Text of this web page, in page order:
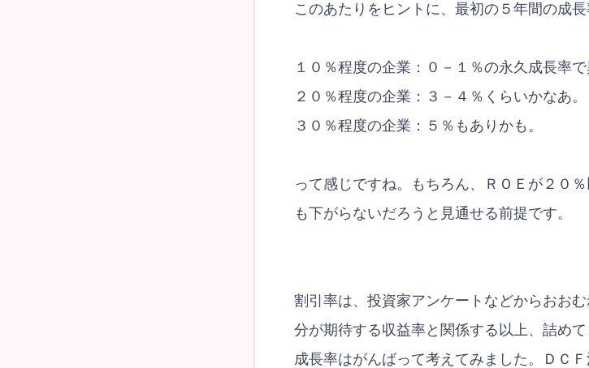
このあたりをヒントに、最初の５年間の成
１０％程度の企業：０－１％の永久成長率で
２０％程度の企業：３－４％くらいかなあ。
３０％程度の企業：５％もありかも。
って感じですね。もちろん、ＲＯＥが２０
も下がらないだろうと見通せる前提です。
割引率は、投資家アンケートなどからおお
分が期待する収益率と関係する以上、詰め
成長率はがんばって考えてみました。ＤＣ